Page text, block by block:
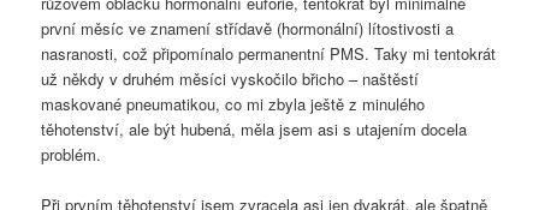
první měsíc ve znamení střídavě (hormonální) lítostivosti a
nasranosti, což připomínalo permanentní PMS. Taky mi tentokrát
už někdy v druhém měsíci vyskočilo břicho – naštěstí
maskované pneumatikou, co mi zbyla ještě z minulého
těhotenství, ale být hubená, měla jsem asi s utajením docela
problém.
Při prvním těhotenství jsem zvracela asi jen dvakrát, ale špatně